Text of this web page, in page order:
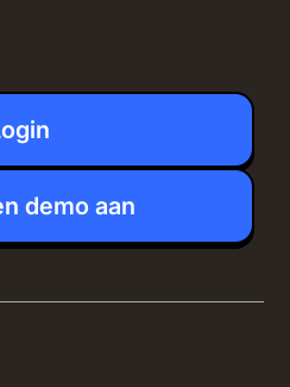
demo aan